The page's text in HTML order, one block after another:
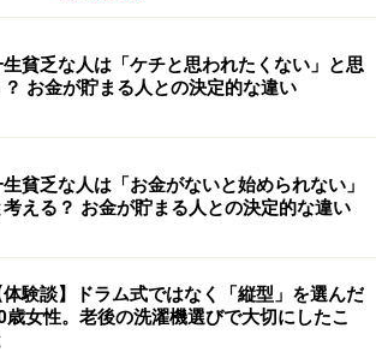
生貧乏な人は「ケチと思われたくない」と思
？ お金が貯まる人との決定的な違い
貧乏な人は「お金がないと始められない」
考える？ お金が貯まる人との決定的な違い
体験談】ドラム式ではなく「縦型」を選んだ
歳女性。老後の洗濯機選びで大切にしたこ